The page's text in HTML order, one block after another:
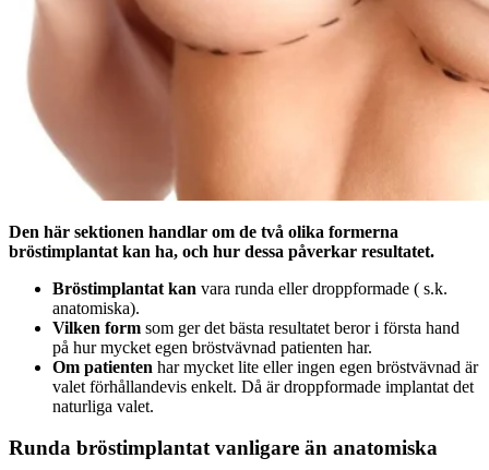
Den här sektionen handlar om de två olika formerna
bröstimplantat kan ha, och hur dessa påverkar resultatet.
Bröstimplantat kan vara runda eller droppformade ( s.k.
anatomiska).
Vilken form som ger det bästa resultatet beror i första hand
på hur mycket egen bröstvävnad patienten har.
Om patienten har mycket lite eller ingen egen bröstvävnad är
valet förhållandevis enkelt. Då är droppformade implantat det
naturliga valet.
Runda bröstimplantat vanligare än anatomiska